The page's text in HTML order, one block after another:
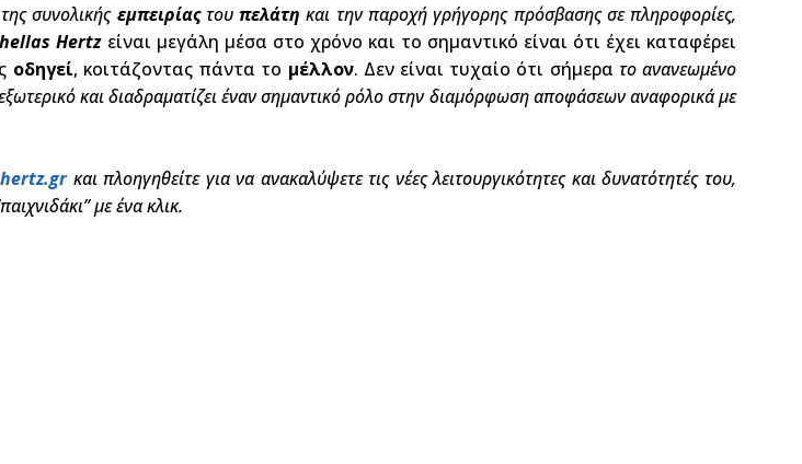
της συνολικής εμπειρίαςτουπελάτη και την παροχή γρήγορης πρόσβασης σε πληροφορίες,
Hertzείναι μεγάλη μέσα στο χρόνο και το σημαντικό είναι ότι έχει καταφέρει
οδηγεί, κοιτάζοντας πάντα το μέλλον. Δεν είναι τυχαίο ότι σήμερα το ανανεωμένο
και διαδραματίζει έναν σημαντικό ρόλο στην διαμόρφωση αποφάσεων αναφορικά με
hertz.grκαι πλοηγηθείτε για να ανακαλύψετε τις νέες λειτουργικότητες και δυνατότητές του,
με ένα κλικ.